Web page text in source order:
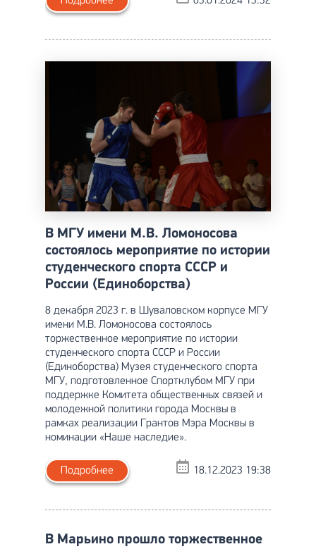
В МГУ имени М.В. Ломоносова
состоялось мероприятие по истории
студенческого спорта СССР и
России (Единоборства)
8 декабря 2023 г. в Шуваловском корпусе МГУ
имени М.В. Ломоносова состоялось
торжественное мероприятие по истории
студенческого спорта СССР и России
(Единоборства) Музея студенческого спорта
МГУ, подготовленное Спортклубом МГУ при
поддержке Комитета общественных связей и
молодежной политики города Москвы в
рамках реализации Грантов Мэра Москвы в
номинации «Наше наследие».
Подробнее 18.12.2023 19:38
В Марьино прошло торжественное